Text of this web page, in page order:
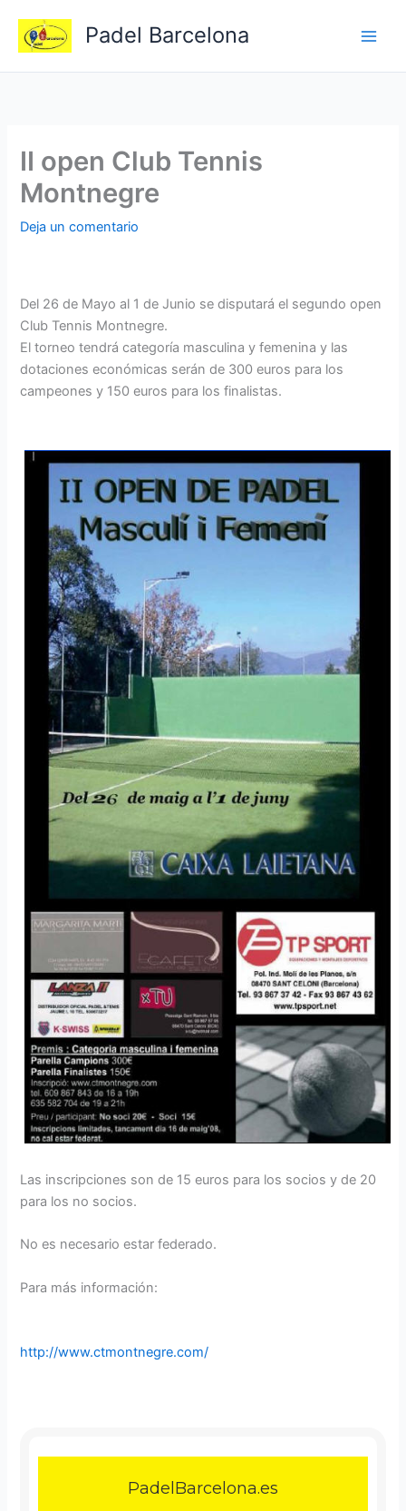
contenido
Padel Barcelona
II open Club Tennis
Montnegre
Deja un comentario
Del 26 de Mayo al 1 de Junio se disputará el segundo open
Club Tennis Montnegre.
El torneo tendrá categoría masculina y femenina y las
dotaciones económicas serán de 300 euros para los
campeones y 150 euros para los finalistas.
Las inscripciones son de 15 euros para los socios y de 20
para los no socios.
No es necesario estar federado.
Para más información:
http://www.ctmontnegre.com/
PadelBarcelona.es